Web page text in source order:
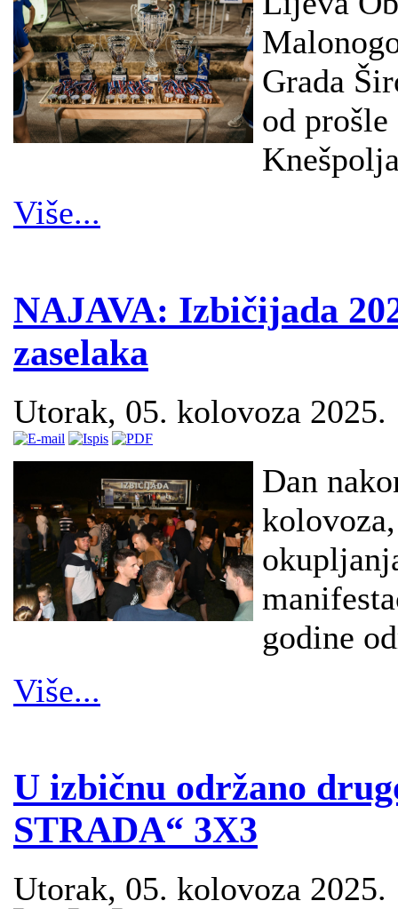
Grada
od
Više...
NAJAVA: Izbičijada
zaselaka
Utorak, 05. kolovoza 2025.
Dan
godine
Više...
U izbičnu održano
STRADA“ 3X3
Utorak, 05. kolovoza 2025.